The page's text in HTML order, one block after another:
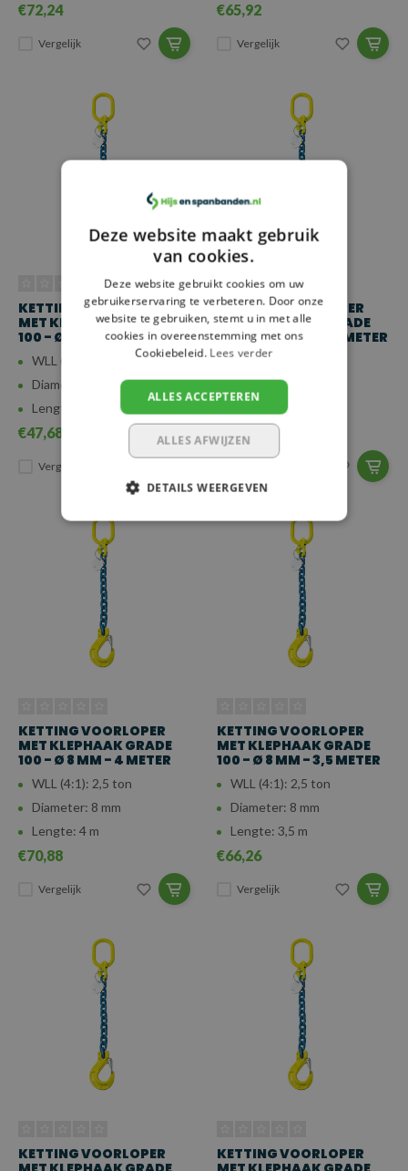
€72,24
Vergelijk
€65,92
Vergelijk
KETTING VOORLOPER
MET KLEPHAAK GRADE
100 - Ø 10 MM - 1 METER
WLL (4:1): 4 ton
Diameter: 10 mm
Lengte: 0,5 m
€47,68
Vergelijk
KETTING VOORLOPER
MET KLEPHAAK GRADE
100 - Ø 10 MM - 0,5 METER
WLL (4:1): 4 ton
Diameter: 10 mm
Lengte: 0,5 m
€41,33
KETTING VOORLOPER
MET KLEPHAAK GRADE
100 - Ø 8 MM - 4 METER
WLL (4:1): 2,5 ton
Diameter: 8 mm
Lengte: 4 m
€70,88
Vergelijk
KETTING VOORLOPER
MET KLEPHAAK GRADE
100 - Ø 8 MM - 3,5 METER
WLL (4:1): 2,5 ton
Diameter: 8 mm
Lengte: 3,5 m
€66,26
Vergelijk
KETTING VOORLOPER
KETTING VOORLOPER
Deze website maakt gebruik
van cookies.
Deze website gebruikt cookies om uw
gebruikerservaring te verbeteren. Door onze
website te gebruiken, stemt u in met alle
cookies in overeenstemming met ons
Cookiebeleid. Lees verder
ALLES ACCEPTEREN
ALLES AFWIJZEN
DETAILS WEERGEVEN